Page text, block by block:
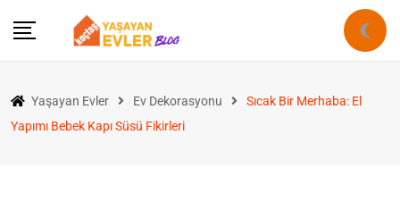
Yaşayan Evler Ev Dekorasyonu
Sıcak Bir Merhaba: El
Yapımı Bebek Kapı Süsü Fikirleri